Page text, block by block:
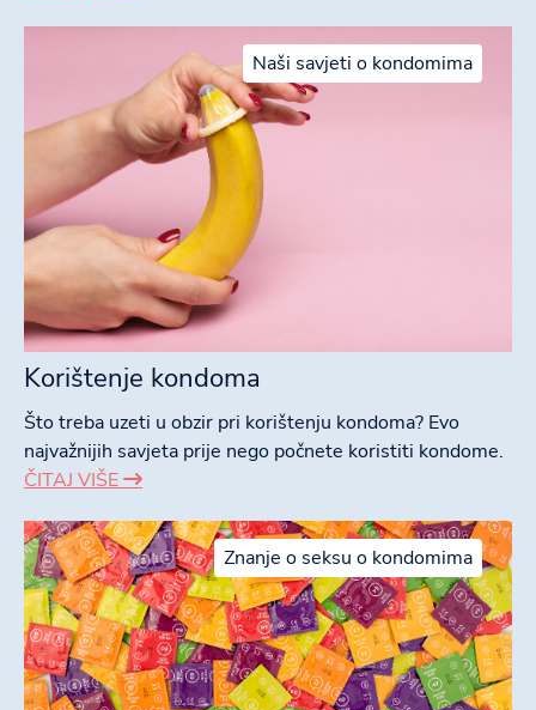
Naši savjeti o kondomima
Korištenje kondoma
Što treba uzeti u obzir pri korištenju kondoma? Evo
najvažnijih savjeta prije nego počnete koristiti kondome.
ČITAJ VIŠE
Znanje o seksu o kondomima